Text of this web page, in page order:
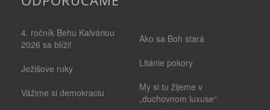
4. ročník Behu Kalváriou
2026 sa blíži!
Ježišove ruky
Vážime si demokraciu
Ako sa Boh stará
Litánie pokory
My si tu žijeme v
„duchovnom luxuse“